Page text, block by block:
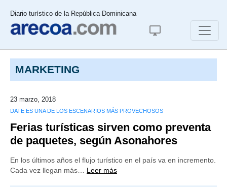
Diario turístico de la República Dominicana
MARKETING
23 marzo, 2018
DATE ES UNA DE LOS ESCENARIOS MÁS PROVECHOSOS
Ferias turísticas sirven como preventa
de paquetes, según Asonahores
En los últimos años el flujo turístico en el país va en incremento.
Cada vez llegan más… Leer más